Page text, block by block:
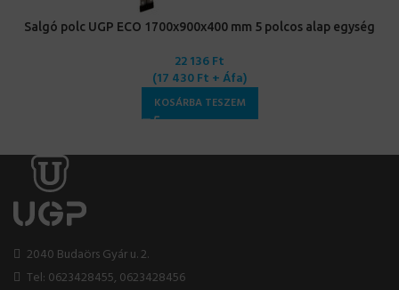
Salgó polc UGP ECO 1700x900x400 mm 5 polcos alap egység
22 136Ft
(17 430Ft + Áfa)
KOSÁRBA TESZEM
2040 Budaörs Gyár u. 2.
Tel: 0623428455, 0623428456